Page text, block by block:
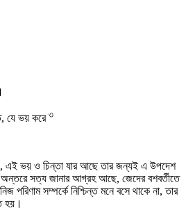
যে ভয় করে ৩
এই ভয় ও চিন্তা যার আছে তার জন্যই এ উপদেশ
অন্তরে সত্য জানার আগ্রহ আছে, জেদের বশবর্তীতে
পরিণাম সম্পর্কে নিশ্চিন্ত মনে বসে থাকে না, তার
হয়।